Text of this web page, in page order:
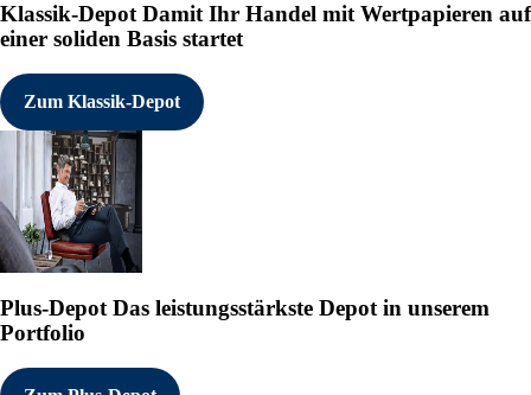
Klassik-DepotDamit Ihr Handel mit Wertpapieren auf
einer soliden Basis startet
Zum Klassik-Depot
Plus-Depot Das leistungsstärkste Depot in unserem
Portfolio